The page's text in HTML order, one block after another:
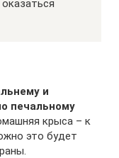
и
печальному
крыса – к
это будет